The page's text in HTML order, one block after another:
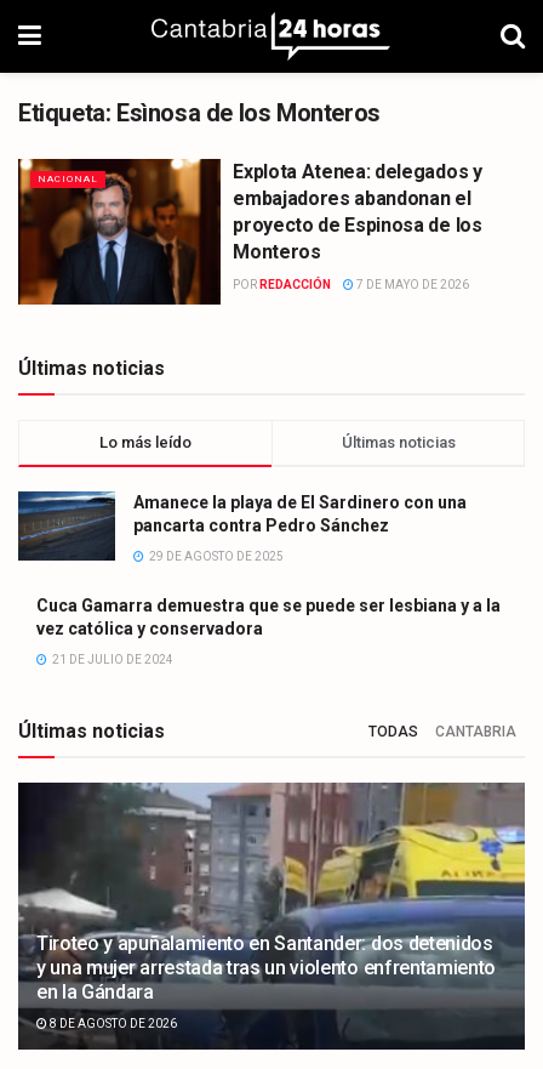
Etiqueta: Esìnosa de los Monteros
NACIONAL
Explota Atenea: delegados y
embajadores abandonan el
proyecto de Espinosa de los
Monteros
POR REDACCIÓN 7 DE MAYO DE 2026
Últimas noticias
Lo más leído Últimas noticias
Amanece la playa de El Sardinero con una
pancarta contra Pedro Sánchez
29 DE AGOSTO DE 2025
Cuca Gamarra demuestra que se puede ser lesbiana y a la
vez católica y conservadora
21 DE JULIO DE 2024
Últimas noticias TODAS CANTABRIA
Tiroteo y apuñalamiento en Santander: dos detenidos
y una mujer arrestada tras un violento enfrentamiento
en la Gándara
8 DE AGOSTO DE 2026